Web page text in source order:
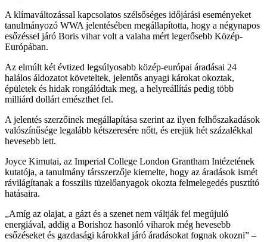
A klímaváltozással kapcsolatos szélsőséges időjárási eseményeket
tanulmányozó WWA jelentésében megállapította, hogy a négynapos
esőzéssel járó Boris vihar volt a valaha mért legerősebb Közép-
Európában.
Az elmúlt két évtized legsúlyosabb közép-európai áradásai 24
halálos áldozatot követeltek, jelentős anyagi károkat okoztak,
épületek és hidak rongálódtak meg, a helyreállítás pedig több
milliárd dollárt emészthet fel.
A jelentés szerzőinek megállapítása szerint az ilyen felhőszakadások
valószínűsége legalább kétszeresére nőtt, és erejük hét százalékkal
hevesebb lett.
Joyce Kimutai, az Imperial College London Grantham Intézetének
kutatója, a tanulmány társszerzője kiemelte, hogy az áradások ismét
rávilágítanak a fosszilis tüzelőanyagok okozta felmelegedés pusztító
hatásaira.
„Amíg az olajat, a gázt és a szenet nem váltják fel megújuló
energiával, addig a Borishoz hasonló viharok még hevesebb
esőzéseket és gazdasági károkkal járó áradásokat fognak okozni” –